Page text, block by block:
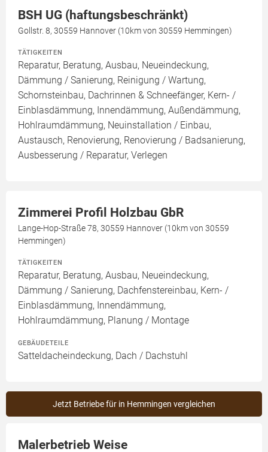
BSH UG (haftungsbeschränkt)
Gollstr. 8, 30559 Hannover (10km von 30559 Hemmingen)
TÄTIGKEITEN
Reparatur, Beratung, Ausbau, Neueindeckung,
Dämmung / Sanierung, Reinigung / Wartung,
Schornsteinbau, Dachrinnen & Schneefänger, Kern- /
Einblasdämmung, Innendämmung, Außendämmung,
Hohlraumdämmung, Neuinstallation / Einbau,
Austausch, Renovierung, Renovierung / Badsanierung,
Ausbesserung / Reparatur, Verlegen
Zimmerei Profil Holzbau GbR
Lange-Hop-Straße 78, 30559 Hannover (10km von 30559
Hemmingen)
TÄTIGKEITEN
Reparatur, Beratung, Ausbau, Neueindeckung,
Dämmung / Sanierung, Dachfenstereinbau, Kern- /
Einblasdämmung, Innendämmung,
Hohlraumdämmung, Planung / Montage
GEBÄUDETEILE
Satteldacheindeckung, Dach / Dachstuhl
Jetzt Betriebe für in Hemmingen vergleichen
Malerbetrieb Weise